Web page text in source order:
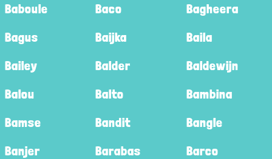
Baboule
Baco
Bagheera
Bagus
Baijka
Baila
Bailey
Balder
Baldewijn
Balou
Balto
Bambina
Bamse
Bandit
Bangle
Banjer
Barabas Barco